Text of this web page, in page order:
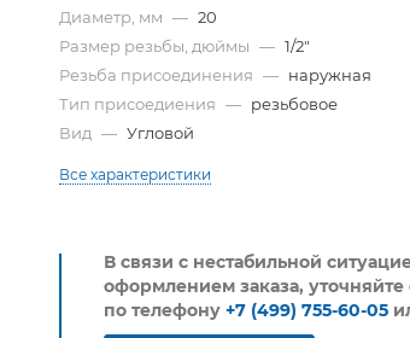
Диаметр, мм — 20
Размер резьбы, дюймы — 1/2"
Резьба присоединения — наружная
Тип присоедиения — резьбовое
Вид — Угловой
Все характеристики
В связи с нестабильной
оформлением заказа, уточняйте
по телефону+7 (499) 755-60-05